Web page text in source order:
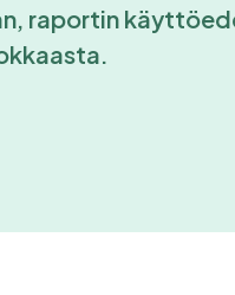
raportin